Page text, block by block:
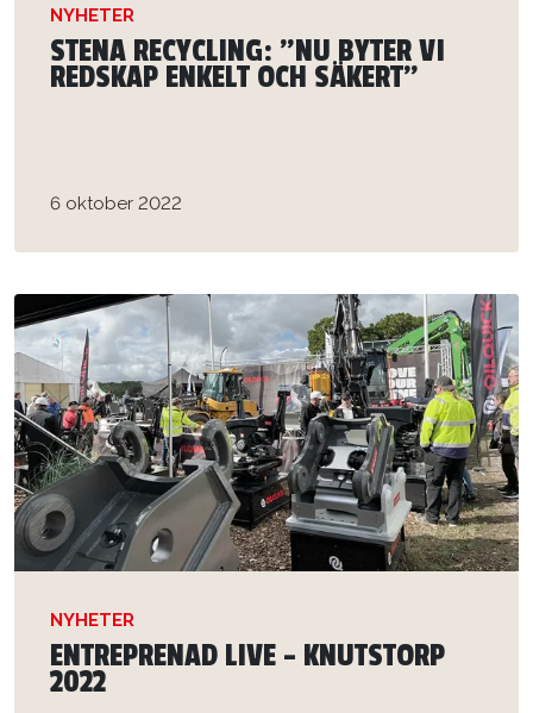
NYHETER
STENA RECYCLING: ”NU BYTER VI
REDSKAP ENKELT OCH SÄKERT”
6 oktober 2022
NYHETER
ENTREPRENAD LIVE – KNUTSTORP
2022